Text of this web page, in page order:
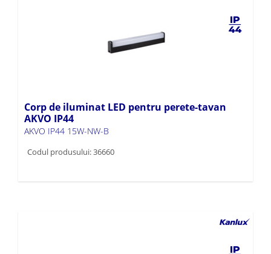
Corp de iluminat LED pentru perete-tavan
AKVO IP44
AKVO IP44 15W-NW-B
Codul produsului: 36660